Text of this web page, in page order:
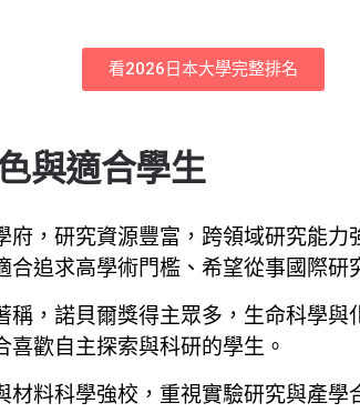
看2026日本大學完整排名
與適合學生
府，研究資源豐富，跨領域研究能力
合追求高學術門檻、希望從事國際研
稱，諾貝爾獎得主眾多，生命科學
喜歡自主探索與科研的學生。
材料科學強校，重視實驗研究與產學